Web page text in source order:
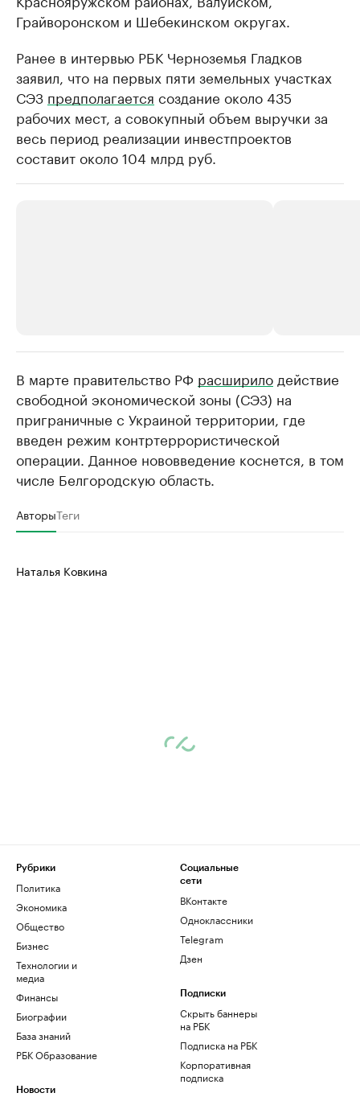
Грайворонском и Шебекинском округах.
Ранее в интервью РБК Черноземья Гладков
заявил, что на первых пяти земельных участках
СЭЗ предполагается создание около 435
рабочих мест, а совокупный объем выручки за
весь период реализации инвестпроектов
составит около 104 млрд руб.
Делитесь новостями бизнеса на РБК
Управляйте страницей компании и развивайте личные продавцы
Ознакомьтесь с
В марте правительство РФ расширило действие
свободной экономической зоны (СЭЗ) на
приграничные с Украиной территории, где
введен режим контртеррористической
операции. Данное нововведение коснется, в том
числе Белгородскую область.
АвторыТеги
Наталья Ковкина
Рубрики
Политика
Экономика
Общество
Бизнес
Технологии и
медиа
Финансы
Биографии
База знаний
РБК Образование
Новости
Социальные
сети
ВКонтакте
Одноклассники
Telegram
Дзен
Подписки
Скрыть баннеры
на РБК
Подписка на РБК
Корпоративная
подписка